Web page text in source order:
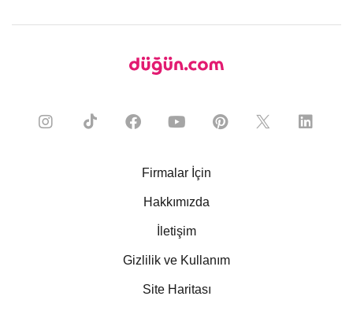
Firmalar İçin
Hakkımızda
İletişim
Gizlilik ve Kullanım
Site Haritası